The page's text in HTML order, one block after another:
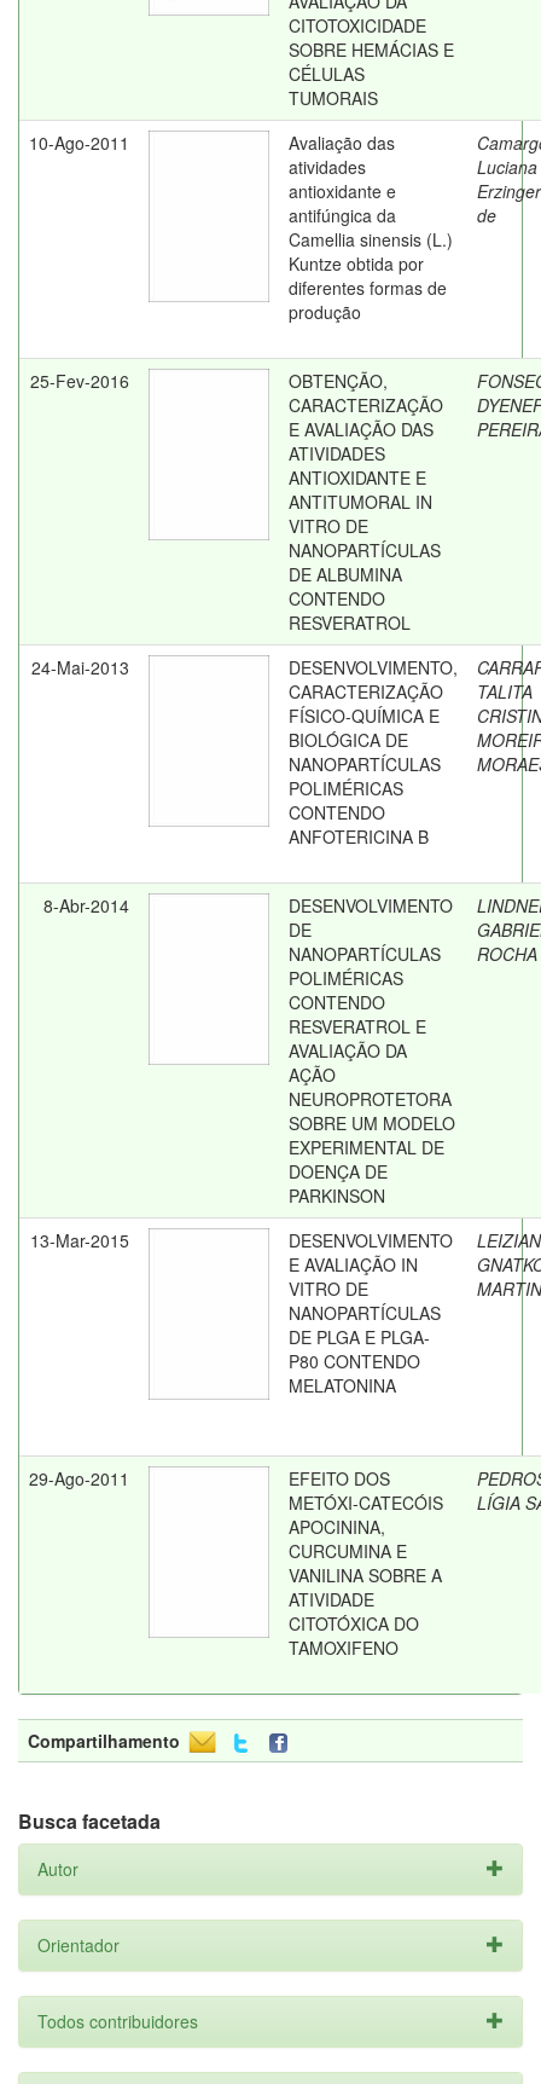
CITOTOXICIDADE
SOBRE HEMÁCIAS E
CÉLULAS
TUMORAIS
10-Ago-2011
Avaliação das
atividades
antioxidante e
antifúngica da
Camellia sinensis (L.)
Kuntze obtida por
diferentes formas de
produção
Luciana
de
25-Fev-2016
OBTENÇÃO,
CARACTERIZAÇÃO
E AVALIAÇÃO DAS
ATIVIDADES
ANTIOXIDANTE E
ANTITUMORAL IN
VITRO DE
NANOPARTÍCULAS
DE ALBUMINA
CONTENDO
RESVERATROL
24-Mai-2013
DESENVOLVIMENTO,
CARACTERIZAÇÃO
FÍSICO-QUÍMICA E
BIOLÓGICA DE
NANOPARTÍCULAS
POLIMÉRICAS
CONTENDO
ANFOTERICINA B
TALITA
8-Abr-2014
DESENVOLVIMENTO
DE
NANOPARTÍCULAS
POLIMÉRICAS
CONTENDO
RESVERATROL E
AVALIAÇÃO DA
AÇÃO
NEUROPROTETORA
SOBRE UM MODELO
EXPERIMENTAL DE
DOENÇA DE
PARKINSON
ROCHA
13-Mar-2015
DESENVOLVIMENTO
E AVALIAÇÃO IN
VITRO DE
NANOPARTÍCULAS
DE PLGA E PLGA-
P80 CONTENDO
MELATONINA
29-Ago-2011
EFEITO DOS
METÓXI-CATECÓIS
APOCININA,
CURCUMINA E
VANILINA SOBRE A
ATIVIDADE
CITOTÓXICA DO
TAMOXIFENO
LÍGIA
Compartilhamento
Busca facetada
Autor
Orientador
Todos contribuidores